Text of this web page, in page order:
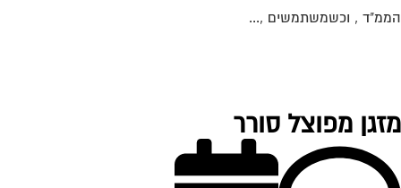
, וכשמשתמשים ,...
מפוצל סורר